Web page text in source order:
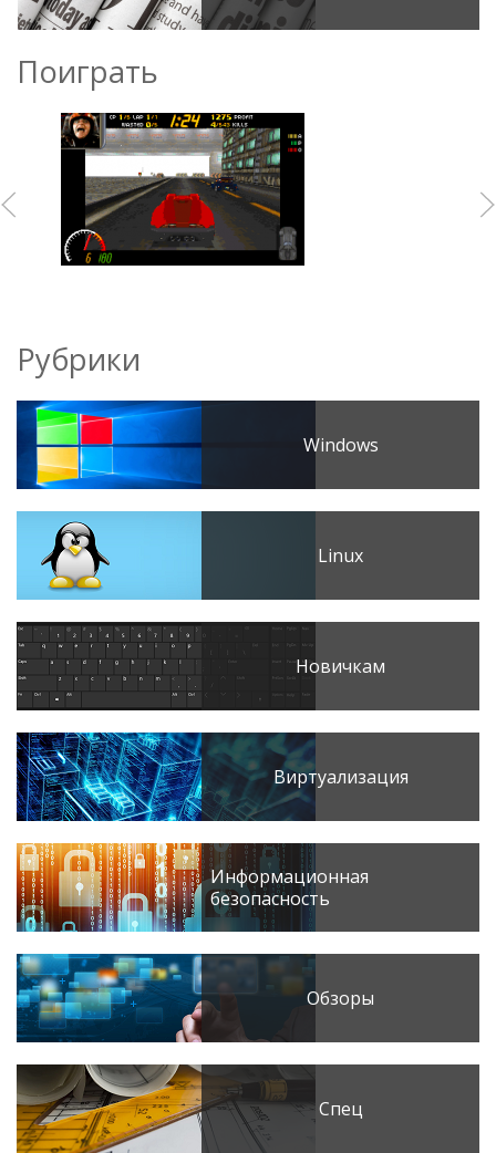
Поиграть
Рубрики
Windows
Linux
Новичкам
Виртуализация
Информационная
безопасность
Обзоры
Спец